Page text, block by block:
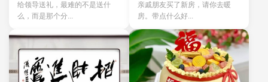
给领导送礼，最难的不是送什
么，而是那个分...
亲戚朋友买了新房，请你去暖
房。带点什么好...